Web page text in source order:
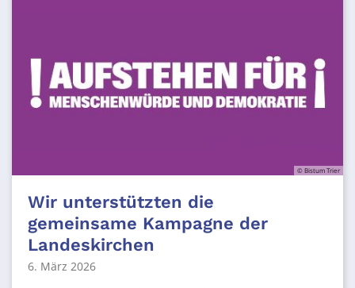
© Bistum Trier
Wir unterstützten die
gemeinsame Kampagne der
Landeskirchen
6. März 2026